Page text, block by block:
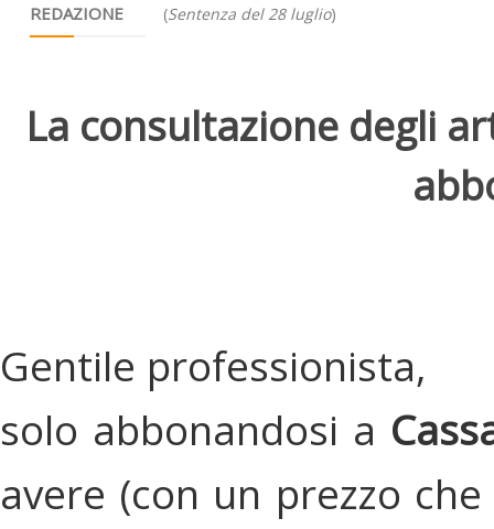
REDAZIONE (Sentenza del 28 luglio)
La consultazione degli
Gentile professionista,
solo abbonandosi a
avere (con un prezzo